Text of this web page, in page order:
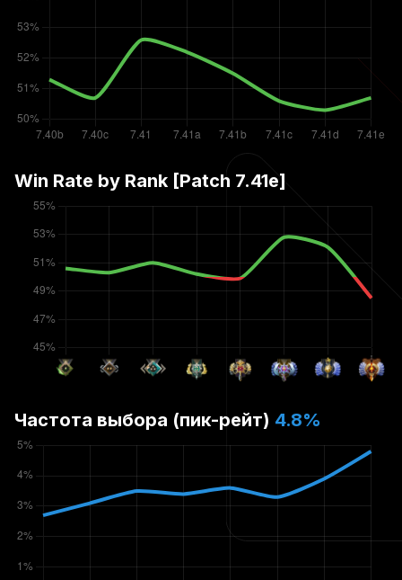
Win Rate by Rank [Patch 7.41e]
Частота выбора (пик-рейт) 4.8%